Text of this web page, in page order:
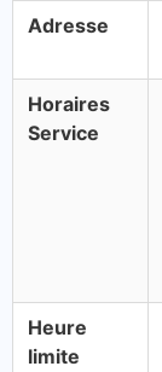
Adresse
Horaires
Service
Heure
limite